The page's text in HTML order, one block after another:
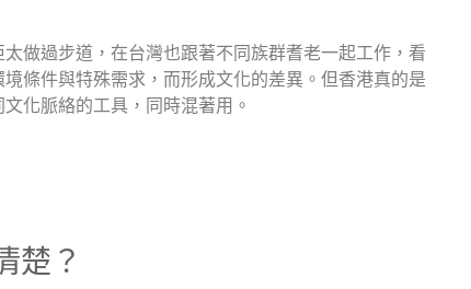
做過步道，在台灣也跟著不同族群耆老一起工作，看
條件與特殊需求，而形成文化的差異。但香港真的是
化脈絡的工具，同時混著用。
楚？